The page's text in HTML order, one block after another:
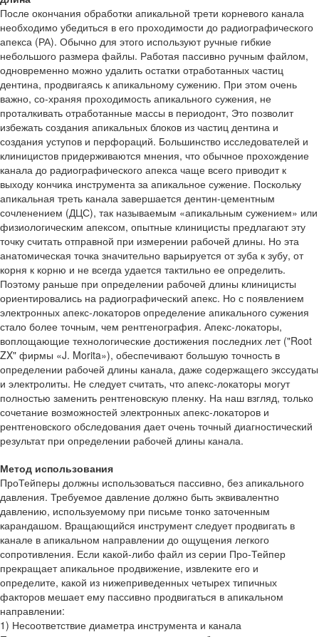
После окончания обработки апикальной трети корневого канала
необходимо убедиться в его проходимости до радиографического
апекса (РА). Обычно для этого используют ручные гибкие
небольшого размера файлы. Работая пассивно ручным файлом,
одновременно можно удалить остатки отработанных частиц
дентина, продвигаясь к апикальному сужению. При этом очень
важно, со-храняя проходимость апикального сужения, не
проталкивать отработанные массы в периодонт, Это позволит
избежать создания апикальных блоков из частиц дентина и
создания уступов и перфораций. Большинство исследователей и
клиницистов придерживаются мнения, что обычное прохождение
канала до радиографического апекса чаще всего приводит к
выходу кончика инструмента за апикальное сужение. Поскольку
апикальная треть канала завершается дентин-цементным
сочленением (ДЦС), так называемым «апикальным сужением» или
физиологическим апексом, опытные клиницисты предлагают эту
точку считать отправной при измерении рабочей длины. Но эта
анатомическая точка значительно варьируется от зуба к зубу, от
корня к корню и не всегда удается тактильно ее определить.
Поэтому раньше при определении рабочей длины клиницисты
ориентировались на радиографический апекс. Но с появлением
электронных апекс-локаторов определение апикального сужения
стало более точным, чем рентгенография. Апекс-локаторы,
воплощающие технологические достижения последних лет ("Root
ZX" фирмы «J. Morita»), обеспечивают большую точность в
определении рабочей длины канала, даже содержащего экссудаты
и электролиты. Не следует считать, что апекс-локаторы могут
полностью заменить рентгеновскую пленку. На наш взгляд, только
сочетание возможностей электронных апекс-локаторов и
рентгеновского обследования дает очень точный диагностический
результат при определении рабочей длины канала.
Метод использования
ПроТейперы должны использоваться пассивно, без апикального
давления. Требуемое давление должно быть эквивалентно
давлению, используемому при письме тонко заточенным
карандашом. Вращающийся инструмент следует продвигать в
канале в апикальном направлении до ощущения легкого
сопротивления. Если какой-либо файл из серии Про-Тейпер
прекращает апикальное продвижение, извлеките его и
определите, какой из нижеприведенных четырех типичных
факторов мешает ему пассивно продвигаться в апикальном
направлении:
1) Несоответствие диаметра инструмента и канала